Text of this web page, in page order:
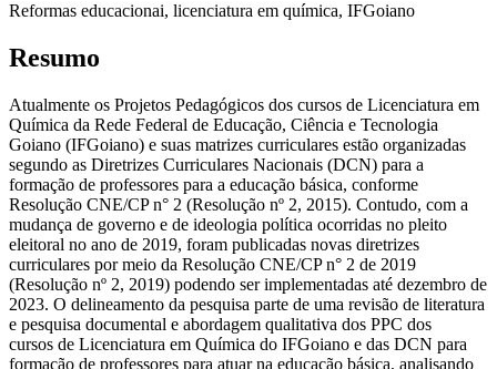
Reformas educacionai, licenciatura em química, IFGoiano
Resumo
Atualmente os Projetos Pedagógicos dos cursos de Licenciatura em
Química da Rede Federal de Educação, Ciência e Tecnologia
Goiano (IFGoiano) e suas matrizes curriculares estão organizadas
segundo as Diretrizes Curriculares Nacionais (DCN) para a
formação de professores para a educação básica, conforme
Resolução CNE/CP n° 2 (Resolução nº 2, 2015). Contudo, com a
mudança de governo e de ideologia política ocorridas no pleito
eleitoral no ano de 2019, foram publicadas novas diretrizes
curriculares por meio da Resolução CNE/CP n° 2 de 2019
(Resolução nº 2, 2019) podendo ser implementadas até dezembro de
2023. O delineamento da pesquisa parte de uma revisão de literatura
e pesquisa documental e abordagem qualitativa dos PPC dos
cursos de Licenciatura em Química do IFGoiano e das DCN para
formação de professores para atuar na educação básica, analisando